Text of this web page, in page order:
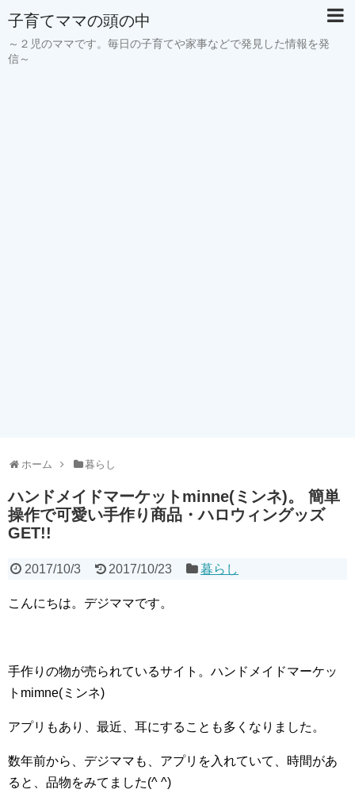
子育てママの頭の中
～２児のママです。毎日の子育てや家事などで発見した情報を発
信～
ホーム 暮らし
ハンドメイドマーケットminne(ミンネ)。 簡単
操作で可愛い手作り商品・ハロウィングッズ
GET!!
2017/10/3 2017/10/23 暮らし
こんにちは。デジママです。
手作りの物が売られているサイト。ハンドメイドマーケッ
トmimne(ミンネ)
アプリもあり、最近、耳にすることも多くなりました。
数年前から、デジママも、アプリを入れていて、時間があ
ると、品物をみてました(^ ^)